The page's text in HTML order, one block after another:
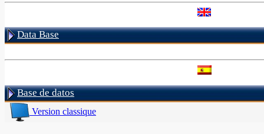
Data Base
Base de datos
Version classique